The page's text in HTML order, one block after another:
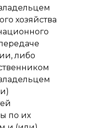
хозяйства
либо
по их